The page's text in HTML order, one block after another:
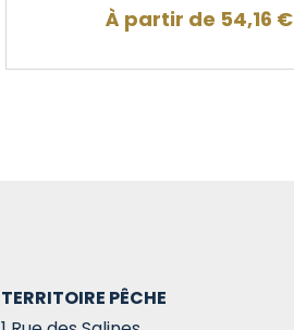
À partir de 54,16 €
TERRITOIRE PÊCHE